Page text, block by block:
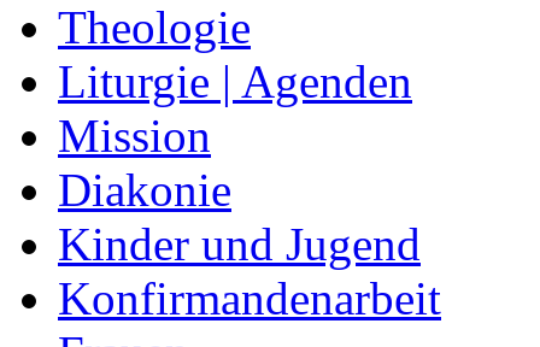
Theologie
Liturgie | Agenden
Mission
Diakonie
Kinder und Jugend
Konfirmandenarbeit